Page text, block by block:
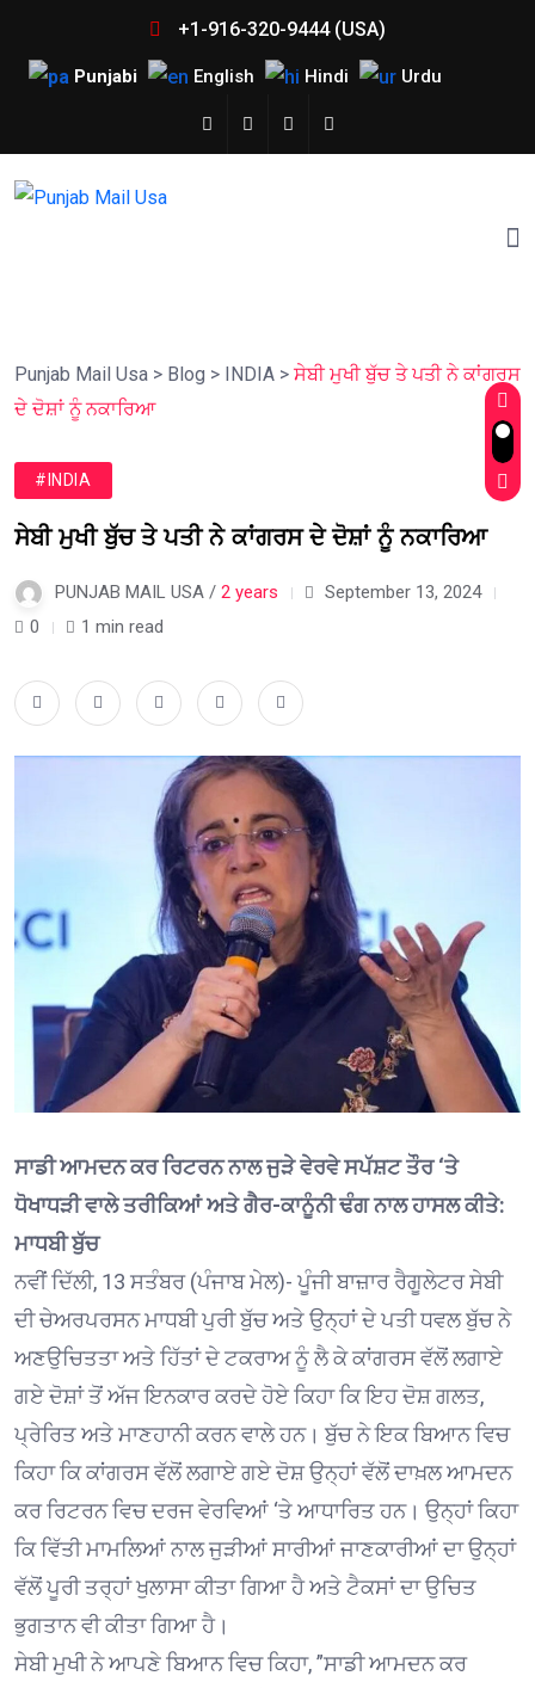
+1-916-320-9444 (USA)
Punjabi English Hindi Urdu
Punjab Mail Usa > Blog > INDIA > ਸੇਬੀ ਮੁਖੀ ਬੁੱਚ ਤੇ ਪਤੀ ਨੇ ਕਾਂਗਰਸ
ਦੇ ਦੋਸ਼ਾਂ ਨੂੰ ਨਕਾਰਿਆ
#INDIA
ਸੇਬੀ ਮੁਖੀ ਬੁੱਚ ਤੇ ਪਤੀ ਨੇ ਕਾਂਗਰਸ ਦੇ ਦੋਸ਼ਾਂ ਨੂੰ ਨਕਾਰਿਆ
PUNJAB MAIL USA / 2 years
September 13, 2024
0
1 min read
ਸਾਡੀ ਆਮਦਨ ਕਰ ਰਿਟਰਨ ਨਾਲ ਜੁੜੇ ਵੇਰਵੇ ਸਪੱਸ਼ਟ ਤੌਰ ‘ਤੇ
ਧੋਖਾਧੜੀ ਵਾਲੇ ਤਰੀਕਿਆਂ ਅਤੇ ਗੈਰ-ਕਾਨੂੰਨੀ ਢੰਗ ਨਾਲ ਹਾਸਲ ਕੀਤੇ:
ਮਾਧਬੀ ਬੁੱਚ
ਨਵੀਂ ਦਿੱਲੀ, 13 ਸਤੰਬਰ (ਪੰਜਾਬ ਮੇਲ)- ਪੂੰਜੀ ਬਾਜ਼ਾਰ ਰੈਗੂਲੇਟਰ ਸੇਬੀ
ਦੀ ਚੇਅਰਪਰਸਨ ਮਾਧਬੀ ਪੁਰੀ ਬੁੱਚ ਅਤੇ ਉਨ੍ਹਾਂ ਦੇ ਪਤੀ ਧਵਲ ਬੁੱਚ ਨੇ
ਅਣਉਚਿਤਤਾ ਅਤੇ ਹਿੱਤਾਂ ਦੇ ਟਕਰਾਅ ਨੂੰ ਲੈ ਕੇ ਕਾਂਗਰਸ ਵੱਲੋਂ ਲਗਾਏ
ਗਏ ਦੋਸ਼ਾਂ ਤੋਂ ਅੱਜ ਇਨਕਾਰ ਕਰਦੇ ਹੋਏ ਕਿਹਾ ਕਿ ਇਹ ਦੋਸ਼ ਗਲਤ,
ਪ੍ਰੇਰਿਤ ਅਤੇ ਮਾਣਹਾਨੀ ਕਰਨ ਵਾਲੇ ਹਨ। ਬੁੱਚ ਨੇ ਇਕ ਬਿਆਨ ਵਿਚ
ਕਿਹਾ ਕਿ ਕਾਂਗਰਸ ਵੱਲੋਂ ਲਗਾਏ ਗਏ ਦੋਸ਼ ਉਨ੍ਹਾਂ ਵੱਲੋਂ ਦਾਖ਼ਲ ਆਮਦਨ
ਕਰ ਰਿਟਰਨ ਵਿਚ ਦਰਜ ਵੇਰਵਿਆਂ ‘ਤੇ ਆਧਾਰਿਤ ਹਨ। ਉਨ੍ਹਾਂ ਕਿਹਾ
ਕਿ ਵਿੱਤੀ ਮਾਮਲਿਆਂ ਨਾਲ ਜੁੜੀਆਂ ਸਾਰੀਆਂ ਜਾਣਕਾਰੀਆਂ ਦਾ ਉਨ੍ਹਾਂ
ਵੱਲੋਂ ਪੂਰੀ ਤਰ੍ਹਾਂ ਖੁਲਾਸਾ ਕੀਤਾ ਗਿਆ ਹੈ ਅਤੇ ਟੈਕਸਾਂ ਦਾ ਉਚਿਤ
ਭੁਗਤਾਨ ਵੀ ਕੀਤਾ ਗਿਆ ਹੈ।
ਸੇਬੀ ਮੁਖੀ ਨੇ ਆਪਣੇ ਬਿਆਨ ਵਿਚ ਕਿਹਾ, ”ਸਾਡੀ ਆਮਦਨ ਕਰ